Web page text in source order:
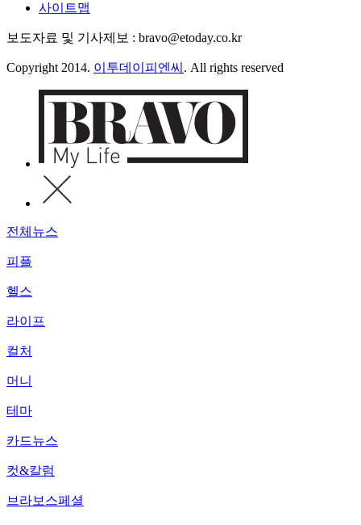
사이트맵
보도자료 및 기사제보 : bravo@etoday.co.kr
Copyright 2014. 이투데이피엔씨 . All rights reserved
전체뉴스
피플
헬스
라이프
컬처
머니
테마
카드뉴스
컷&칼럼
브라보스페셜